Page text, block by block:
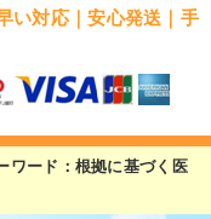
い対応｜安心発送｜手
ワード：根拠に基づく医